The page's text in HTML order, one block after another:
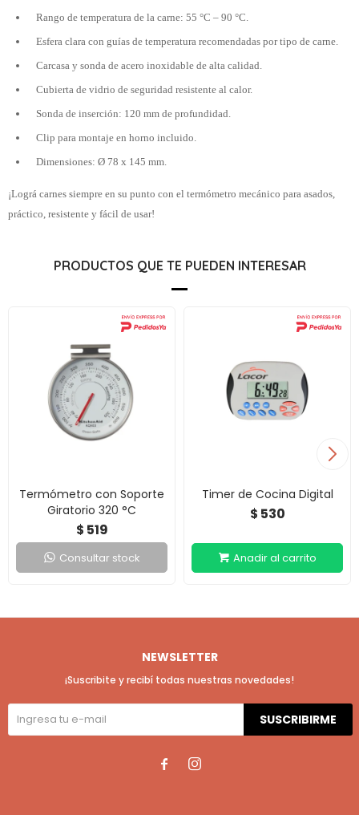
Rango de temperatura de la carne: 55 °C – 90 °C.
Esfera clara con guías de temperatura recomendadas por tipo de carne.
Carcasa y sonda de acero inoxidable de alta calidad.
Cubierta de vidrio de seguridad resistente al calor.
Sonda de inserción: 120 mm de profundidad.
Clip para montaje en horno incluido.
Dimensiones: Ø 78 x 145 mm.
¡Lográ carnes siempre en su punto con el termómetro mecánico para asados,
práctico, resistente y fácil de usar!
PRODUCTOS QUE TE PUEDEN INTERESAR
Termómetro con Soporte
Giratorio 320 °C
$ 519
Consultar stock
Timer de Cocina Digital
$ 530
NEWSLETTER
¡Suscribite y recibí todas nuestras novedades!
SUSCRIBIRME
 